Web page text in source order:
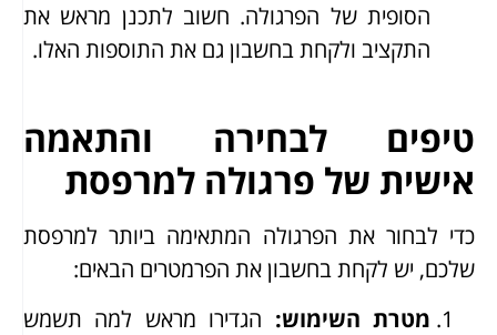
הסופית של הפרגולה. חשוב לתכנן מראש את
התקציב ולקחת בחשבון גם את התוספות האלו.
טיפים לבחירה והתאמה
אישית של פרגולה למרפסת
כדי לבחור את הפרגולה המתאימה ביותר למרפסת
שלכם, יש לקחת בחשבון את הפרמטרים הבאים:
מטרת השימוש: הגדירו מראש למה תשמש